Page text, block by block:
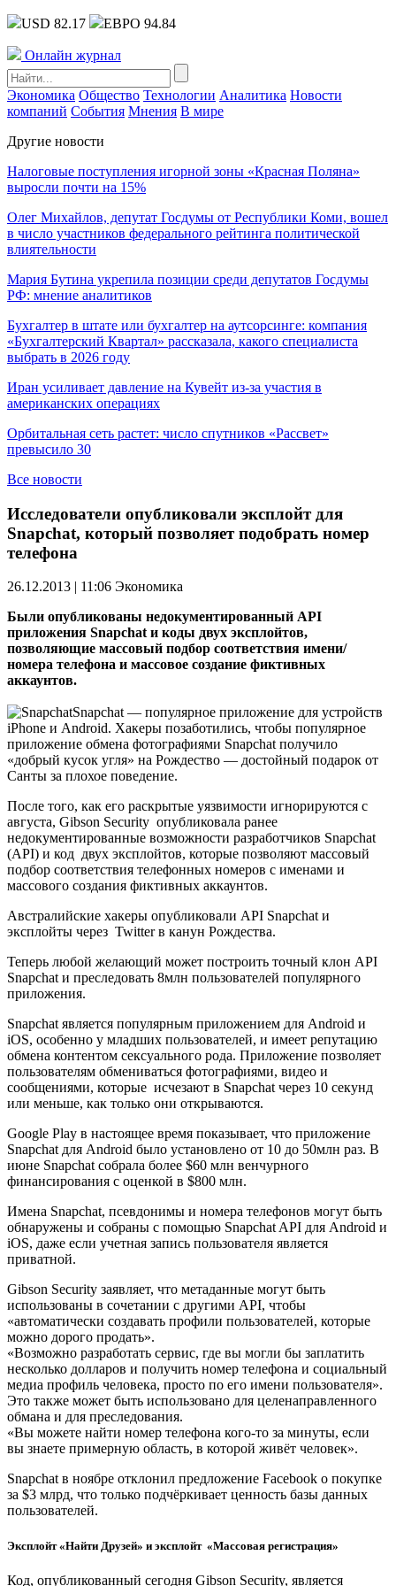
USD 82.17 ЕВРО 94.84
Онлайн журнал
Экономика Общество Технологии Аналитика Новости
компаний События Мнения В мире
Другие новости
Налоговые поступления игорной зоны «Красная Поляна»
выросли почти на 15%
Олег Михайлов, депутат Госдумы от Республики Коми, вошел
в число участников федерального рейтинга политической
влиятельности
Мария Бутина укрепила позиции среди депутатов Госдумы
РФ: мнение аналитиков
Бухгалтер в штате или бухгалтер на аутсорсинге: компания
«Бухгалтерский Квартал» рассказала, какого специалиста
выбрать в 2026 году
Иран усиливает давление на Кувейт из-за участия в
американских операциях
Орбитальная сеть растет: число спутников «Рассвет»
превысило 30
Все новости
Исследователи опубликовали эксплойт для
Snapchat, который позволяет подобрать номер
телефона
26.12.2013 | 11:06 Экономика
Были опубликованы недокументированный API
приложения Snapchat и коды двух эксплойтов,
позволяющие массовый подбор соответствия имени/
номера телефона и массовое создание фиктивных
аккаунтов.
Snapchat — популярное приложение для устройств
iPhone и Android. Хакеры позаботились, чтобы популярное
приложение обмена фотографиями Snapchat получило
«добрый кусок угля» на Рождество — достойный подарок от
Санты за плохое поведение.
После того, как его раскрытые уязвимости игнорируются с
августа, Gibson Security опубликовала ранее
недокументированные возможности разработчиков Snapchat
(API) и код двух эксплойтов, которые позволяют массовый
подбор соответствия телефонных номеров с именами и
массового создания фиктивных аккаунтов.
Австралийские хакеры опубликовали API Snapchat и
эксплойты через Twitter в канун Рождества.
Теперь любой желающий может построить точный клон API
Snapchat и преследовать 8млн пользователей популярного
приложения.
Snapchat является популярным приложением для Android и
iOS, особенно у младших пользователей, и имеет репутацию
обмена контентом сексуального рода. Приложение позволяет
пользователям обмениваться фотографиями, видео и
сообщениями, которые исчезают в Snapchat через 10 секунд
или меньше, как только они открываются.
Google Play в настоящее время показывает, что приложение
Snapchat для Android было установлено от 10 до 50млн раз. В
июне Snapchat собрала более $60 млн венчурного
финансирования с оценкой в $800 млн.
Имена Snapchat, псевдонимы и номера телефонов могут быть
обнаружены и собраны с помощью Snapchat API для Android и
iOS, даже если учетная запись пользователя является
приватной.
Gibson Security заявляет, что метаданные могут быть
использованы в сочетании с другими API, чтобы
«автоматически создавать профили пользователей, которые
можно дорого продать».
«Возможно разработать сервис, где вы могли бы заплатить
несколько долларов и получить номер телефона и социальный
медиа профиль человека, просто по его имени пользователя».
Это также может быть использовано для целенаправленного
обмана и для преследования.
«Вы можете найти номер телефона кого-то за минуты, если
вы знаете примерную область, в которой живёт человек».
Snapchat в ноябре отклонил предложение Facebook о покупке
за $3 млрд, что только подчёркивает ценность базы данных
пользователей.
Эксплойт «Найти Друзей» и эксплойт «Массовая регистрация»
Код, опубликованный сегодня Gibson Security, является